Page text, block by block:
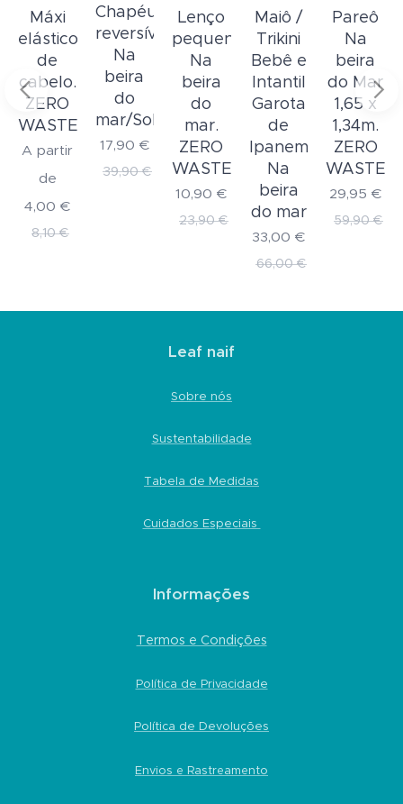
Máxi
elástico
de
cabelo.
ZERO
WASTE
A partir
de
4,00 €
8,10€
Chapéu
reversível
Na
beira
do
mar/Solar
17,90 €
39,90€
Lenço
pequeno
Na
beira
do
mar.
ZERO
WASTE
10,90 €
23,90€
Maiô /
Trikini
Bebê e
Intantil
Garota
de
Ipanema
Na
beira
do mar
33,00 €
66,00€
Pareô
Na
beira
do Mar
1,65 x
1,34m.
ZERO
WASTE
29,95 €
59,90€
Leaf naif
Sobre nós
Sustentabilidade
Tabela de Medidas
Cuidados Especiais
Informações
Termos e Condições
Política de Privacidade
Política de Devoluções
Envios e Rastreamento